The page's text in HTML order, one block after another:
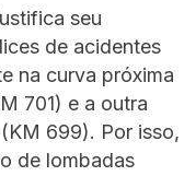
seu
de acidentes
na curva próxima
701) e a outra
699). Por isso,
de lombadas